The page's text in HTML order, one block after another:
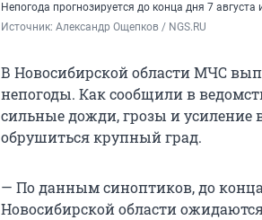
Непогода прогнозируется до конца дня 7
Источник: Александр Ощепков / NGS.RU
В Новосибирской области МЧС
непогоды. Как сообщили в
сильные дожди, грозы и усиление
обрушиться крупный град.
— По данным синоптиков, до
Новосибирской области